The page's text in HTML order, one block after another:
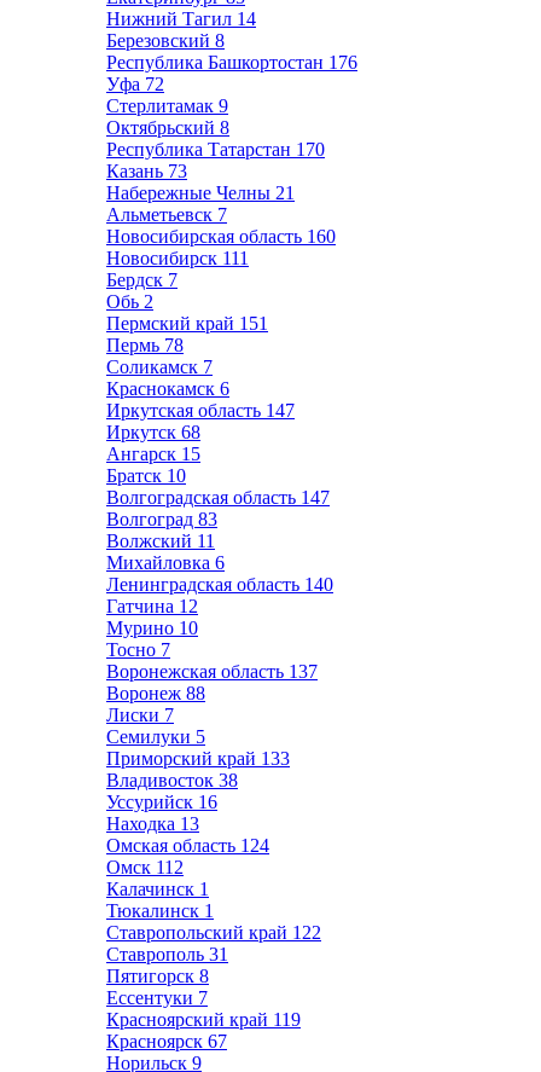
Нижний Тагил 14
Березовский 8
Республика Башкортостан 176
Уфа 72
Стерлитамак 9
Октябрьский 8
Республика Татарстан 170
Казань 73
Набережные Челны 21
Альметьевск 7
Новосибирская область 160
Новосибирск 111
Бердск 7
Обь 2
Пермский край 151
Пермь 78
Соликамск 7
Краснокамск 6
Иркутская область 147
Иркутск 68
Ангарск 15
Братск 10
Волгоградская область 147
Волгоград 83
Волжский 11
Михайловка 6
Ленинградская область 140
Гатчина 12
Мурино 10
Тосно 7
Воронежская область 137
Воронеж 88
Лиски 7
Семилуки 5
Приморский край 133
Владивосток 38
Уссурийск 16
Находка 13
Омская область 124
Омск 112
Калачинск 1
Тюкалинск 1
Ставропольский край 122
Ставрополь 31
Пятигорск 8
Ессентуки 7
Красноярский край 119
Красноярск 67
Норильск 9